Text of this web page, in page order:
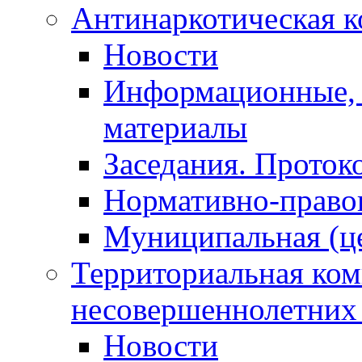
Антинаркотическая
Новости
Информационные,
материалы
Заседания.
Нормативно-
Муниципальная
Территориальная
Новости